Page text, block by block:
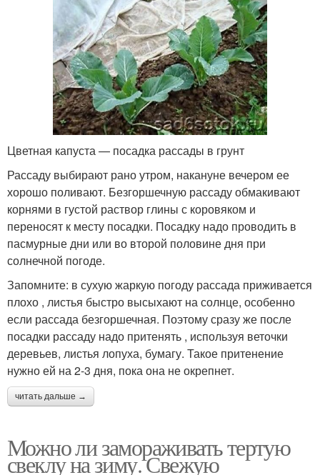
Цветная капуста — посадка рассады в грунт
Рассаду выбирают рано утром, накануне вечером ее
хорошо поливают. Безгоршечную рассаду обмакивают
корнями в густой раствор глины с коровяком и
переносят к месту посадки. Посадку надо проводить в
пасмурные дни или во второй половине дня при
солнечной погоде.
Запомните: в сухую жаркую погоду рассада приживается
плохо , листья быстро высыхают на солнце, особенно
если рассада безгоршечная. Поэтому сразу же после
посадки рассаду надо притенять , используя веточки
деревьев, листья лопуха, бумагу. Такое притенение
нужно ей на 2-3 дня, пока она не окрепнет.
читать дальше →
Можно ли замораживать тертую
свеклу на зиму. Свежую